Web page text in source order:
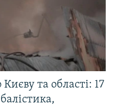
та області: 17